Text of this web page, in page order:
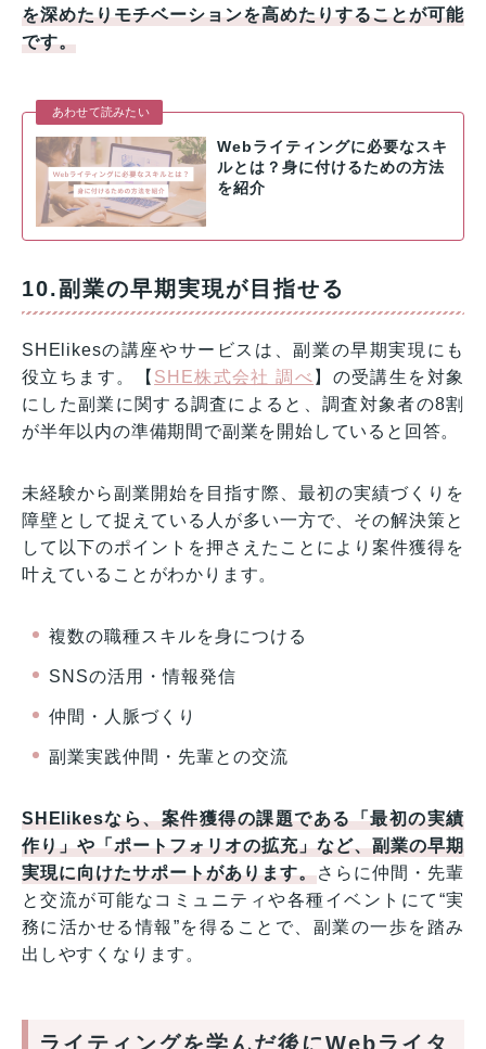
を深めたりモチベーションを高めたりすることが可能
です。
あわせて読みたい
Webライティングに必要なスキ
ルとは？身に付けるための方法
を紹介
10.副業の早期実現が目指せる
SHElikesの講座やサービスは、副業の早期実現にも
役立ちます。【 SHE株式会社 調べ 】の受講生を対象
にした副業に関する調査によると、調査対象者の8割
が半年以内の準備期間で副業を開始していると回答。
未経験から副業開始を目指す際、最初の実績づくりを
障壁として捉えている人が多い一方で、その解決策と
して以下のポイントを押さえたことにより案件獲得を
叶えていることがわかります。
複数の職種スキルを身につける
SNSの活用・情報発信
仲間・人脈づくり
副業実践仲間・先輩との交流
SHElikesなら、案件獲得の課題である「最初の実績
作り」や「ポートフォリオの拡充」など、副業の早期
実現に向けたサポートがあります。さらに仲間・先輩
と交流が可能なコミュニティや各種イベントにて“実
務に活かせる情報”を得ることで、副業の一歩を踏み
出しやすくなります。
ライティングを学んだ後にWebライタ